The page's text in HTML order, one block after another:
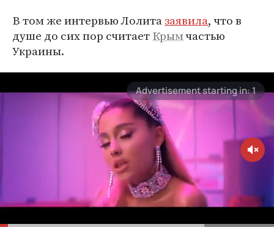
В том же интервью Лолитазаявила, что в
душе до сих пор считаетКрымчастью
Украины.